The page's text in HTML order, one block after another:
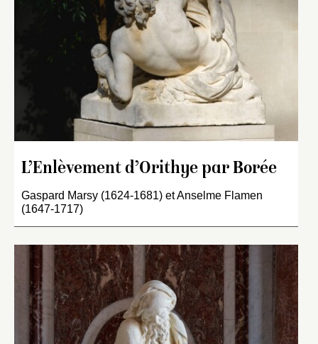
L’Enlèvement d’Orithye par Borée
Gaspard Marsy (1624-1681) et Anselme Flamen
(1647-1717)